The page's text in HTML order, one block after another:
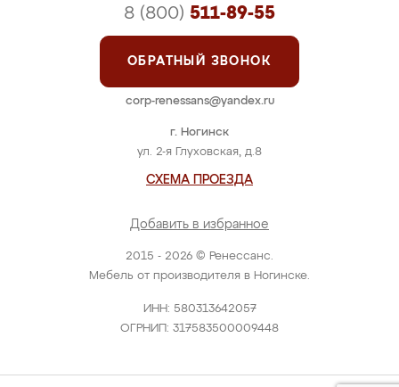
2015 - 2026 © Ренессанс.
Мебель от производителя в Ногинске.
ИНН: 580313642057
ОГРНИП: 317583500009448
г. Ногинск
ул. 2-я Глуховская, д.8
СХЕМА ПРОЕЗДА
Добавить в избранное
8 (800) 511-89-55
ОБРАТНЫЙ ЗВОНОК
corp-renessans@yandex.ru